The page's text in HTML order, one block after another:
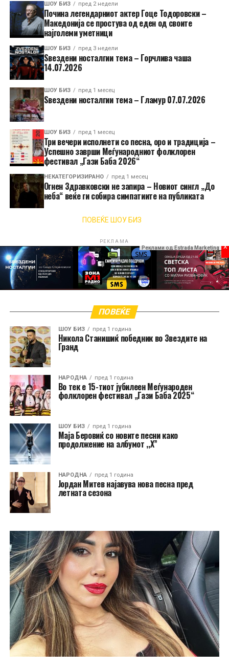
ШОУ БИЗ пред 2 недели
Почина легендарниот актер Гоце Тодоровски –
Македонија се простува од еден од своите
најголеми уметници
ШОУ БИЗ пред 3 недели
Ѕвездени носталгии тема – Горчлива чаша
14.07.2026
ШОУ БИЗ пред 1 месец
Ѕвездени носталгии тема – Гламур 07.07.2026
ШОУ БИЗ пред 1 месец
Три вечери исполнети со песна, оро и традиција –
Успешно заврши Меѓународниот фолклорен
фестивал „Гази Баба 2026“
НЕКАТЕГОРИЗИРАНО пред 1 месец
Огнен Здравковски не запира – Новиот сингл „До
неба“ веќе ги собира симпатиите на публиката
ПОВЕЌЕ ШОУ БИЗ
РЕКЛАМА
Реклами од Estrada Marketing x
ПОВЕЌЕ
ШОУ БИЗ пред 1 година
Никола Станишиќ победник во Звездите на
Гранд
НАРОДНА пред 1 година
Во тек е 15-тиот јубилеен Меѓународен
фолклорен фестивал „Гази Баба 2025“
ШОУ БИЗ пред 1 година
Маја Беровиќ со новите песни како
продолжение на албумот ,,X”
НАРОДНА пред 1 година
Јордан Митев најавува нова песна пред
летната сезона